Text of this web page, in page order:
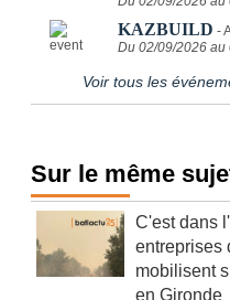
KAZBUILD -
Du 02/09/2026 au
Voir tous les
Sur le même
C'est dans
entreprises
mobilisent
en Gironde